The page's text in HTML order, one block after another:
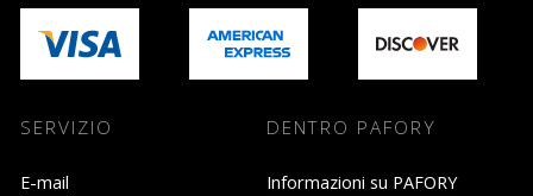
SERVIZIO
E-mail
DENTRO PAFORY
Informazioni su PAFORY